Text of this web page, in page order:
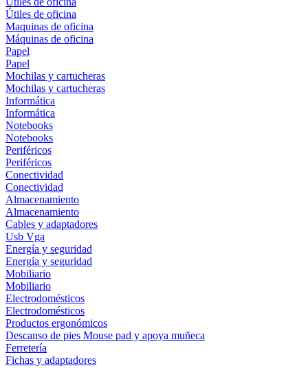
Útiles de oficina
Maquinas de oficina
Máquinas de oficina
Papel
Papel
Mochilas y cartucheras
Mochilas y cartucheras
Informática
Informática
Notebooks
Notebooks
Periféricos
Periféricos
Conectividad
Conectividad
Almacenamiento
Almacenamiento
Cables y adaptadores
Usb Vga
Energía y seguridad
Energía y seguridad
Mobiliario
Mobiliario
Electrodomésticos
Electrodomésticos
Productos ergonómicos
Descanso de pies Mouse pad y apoya muñeca
Ferretería
Fichas y adaptadores